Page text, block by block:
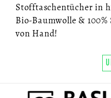
Stofftaschentücher in
Bio-Baumwolle &
von Hand!